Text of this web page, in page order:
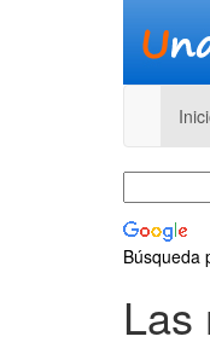
Búsqueda
Las